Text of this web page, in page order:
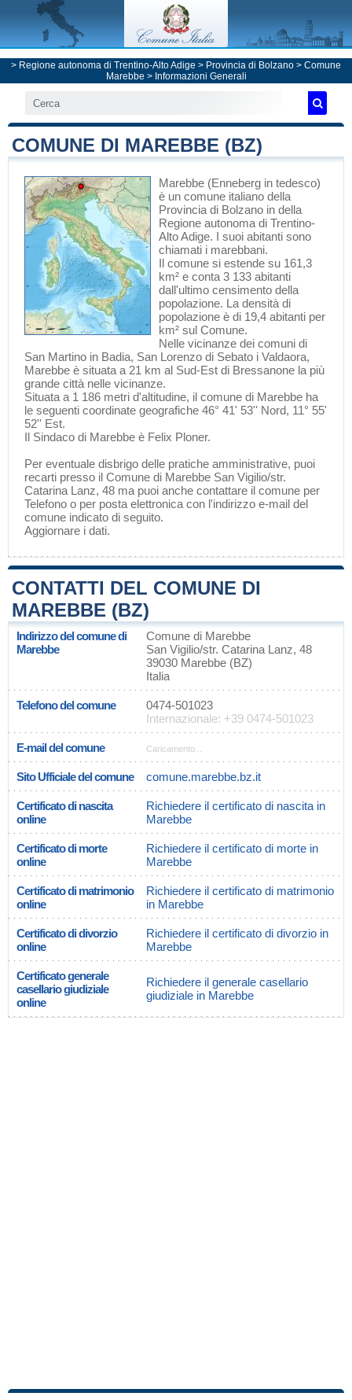
> Regione autonoma di Trentino-Alto Adige > Provincia di Bolzano > Comune
Marebbe > Informazioni Generali
COMUNE DI MAREBBE (BZ)
Marebbe (Enneberg in tedesco)
è un comune italiano della
Provincia di Bolzano in della
Regione autonoma di Trentino-
Alto Adige. I suoi abitanti sono
chiamati i marebbani.
Il comune si estende su 161,3
km² e conta 3 133 abitanti
dall'ultimo censimento della
popolazione. La densità di
popolazione è di 19,4 abitanti per
km² sul Comune.
Nelle vicinanze dei comuni di
San Martino in Badia, San Lorenzo di Sebato i Valdaora,
Marebbe è situata a 21 km al Sud-Est di Bressanone la più
grande città nelle vicinanze.
Situata a 1 186 metri d'altitudine, il comune di Marebbe ha
le seguenti coordinate geografiche 46° 41' 53'' Nord, 11° 55'
52'' Est.
Il Sindaco di Marebbe è Felix Ploner.
Per eventuale disbrigo delle pratiche amministrative, puoi
recarti presso il Comune di Marebbe San Vigilio/str.
Catarina Lanz, 48 ma puoi anche contattare il comune per
Telefono o per posta elettronica con l'indirizzo e-mail del
comune indicato di seguito.
Aggiornare i dati.
CONTATTI DEL COMUNE DI
MAREBBE (BZ)
Indirizzo del comune di
Marebbe
Comune di Marebbe
San Vigilio/str. Catarina Lanz, 48
39030 Marebbe (BZ)
Italia
Telefono del comune
0474-501023
Internazionale: +39 0474-501023
E-mail del comune Caricamento...
Sito Ufficiale del comune comune.marebbe.bz.it
Certificato di nascita
online
Richiedere il certificato di nascita in
Marebbe
Certificato di morte
online
Richiedere il certificato di morte in
Marebbe
Certificato di matrimonio
online
Richiedere il certificato di matrimonio
in Marebbe
Certificato di divorzio
online
Richiedere il certificato di divorzio in
Marebbe
Certificato generale
casellario giudiziale
online
Richiedere il generale casellario
giudiziale in Marebbe